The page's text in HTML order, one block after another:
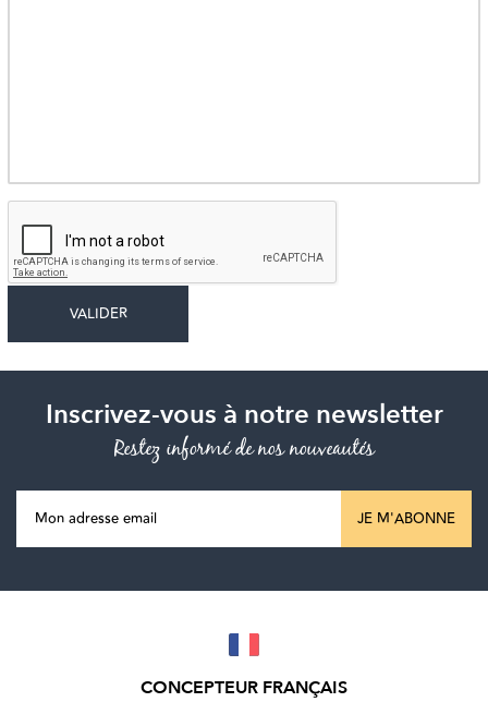
Inscrivez-vous à notre newsletter
Restez informé de nos nouveautés
JE M'ABONNE
CONCEPTEUR FRANÇAIS